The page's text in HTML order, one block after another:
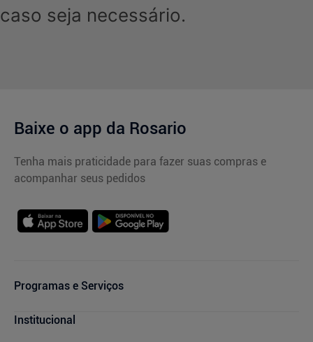
caso seja necessário.
Baixe o app da Rosario
Tenha mais praticidade para fazer suas compras e
acompanhar seus pedidos
Programas e Serviços
Serviços Farmacêuticos
Institucional